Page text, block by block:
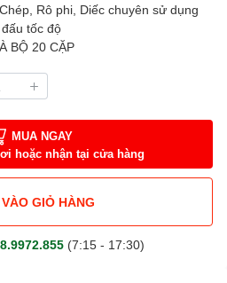
Rô phi, Diếc chuyên sử dụng
tốc độ
BỘ 20 CẶP
MUA NGAY
hoặc nhận tại cửa hàng
GIỎ HÀNG
(7:15 - 17:30)